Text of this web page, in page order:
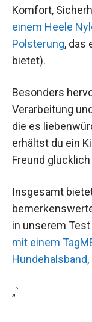
Komfort,
einem Heele
Polsterung, das
bietet).
Besonders
Verarbeitung
die es
erhältst du ein
Freund
Insgesamt
in unserem
mit einem
Hundehalsband
„`